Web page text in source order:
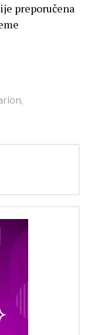
preporučena
,